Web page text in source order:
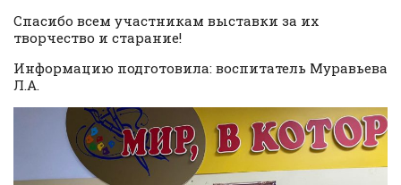
Спасибо всем участникам выставки за их
творчество и старание!
Информацию подготовила: воспитатель Муравьева
Л.А.